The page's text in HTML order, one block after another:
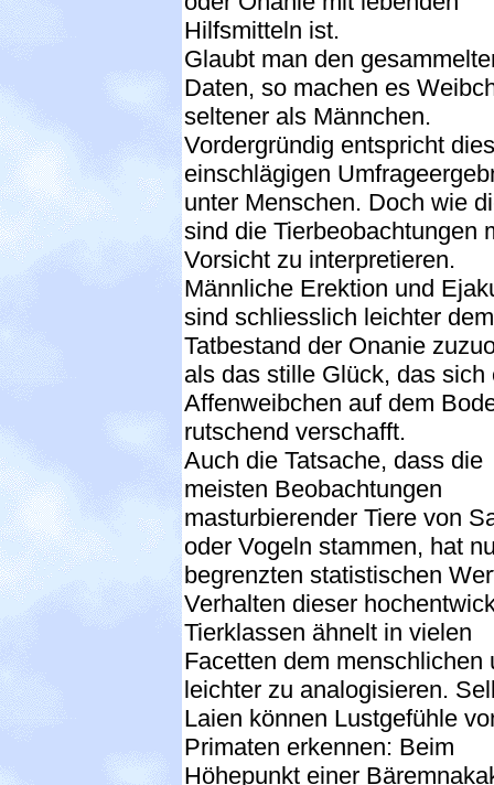
Hilfsmitteln ist.
Glaubt man den
Daten, so machen es
seltener als Männchen.
Vordergründig entspricht dies
einschlägigen
unter Menschen. Doch wie
sind die Tierbeobachtungen
Vorsicht zu interpretieren.
Männliche Erektion und
sind schliesslich leichter dem
Tatbestand der Onanie
als das stille Glück, das sich
Affenweibchen auf dem
rutschend verschafft.
Auch die Tatsache, dass die
meisten Beobachtungen
masturbierender Tiere von
oder Vogeln stammen, hat
begrenzten statistischen
Verhalten dieser
Tierklassen ähnelt in vielen
Facetten dem menschlichen
leichter zu analogisieren.
Laien können Lustgefühle
Primaten erkennen: Beim
Höhepunkt einer